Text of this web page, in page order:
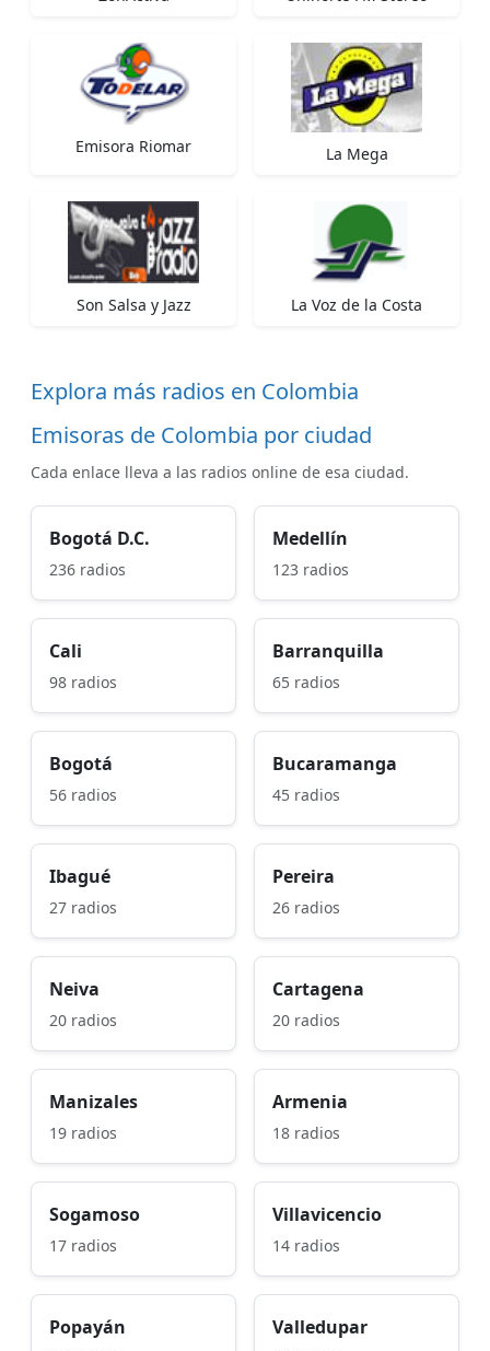
Emisora Riomar La Mega
Son Salsa y Jazz La Voz de la Costa
Explora más radios en Colombia
Emisoras de Colombia por ciudad
Cada enlace lleva a las radios online de esa ciudad.
Bogotá D.C.
236 radios
Medellín
123 radios
Cali
98 radios
Barranquilla
65 radios
Bogotá
56 radios
Bucaramanga
45 radios
Ibagué
27 radios
Pereira
26 radios
Neiva
20 radios
Cartagena
20 radios
Manizales
19 radios
Armenia
18 radios
Sogamoso
17 radios
Villavicencio
14 radios
Popayán Valledupar